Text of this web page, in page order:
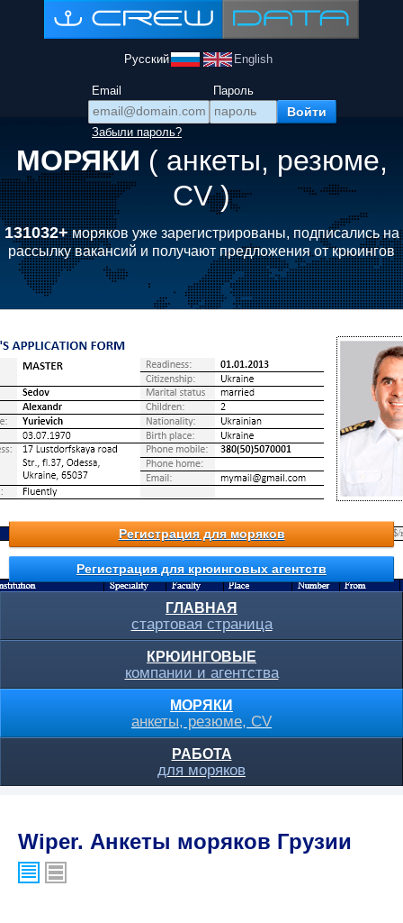
Русский English
Email Пароль
Забыли пароль?
МОРЯКИ ( анкеты, резюме,
CV )
131032+моряков уже зарегистрированы, подписались на
рассылку вакансий и получают предложения от крюингов
Регистрация для моряков
Регистрация для крюинговых агентств
ГЛАВНАЯ
стартовая страница
КРЮИНГОВЫЕ
компании и агентства
МОРЯКИ
анкеты, резюме, CV
РАБОТА
для моряков
Wiper. Анкеты моряков Грузии